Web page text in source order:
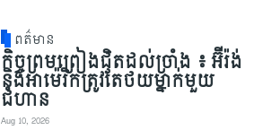
ពត៌មាន
កិច្ចព្រមព្រៀងជិតដល់ច្រាំង ៖ អ៊ីរ៉ង់
និងអាម៉េរិកត្រូវតែថយម្នាក់មួយ
ជំហាន
Aug 10, 2026